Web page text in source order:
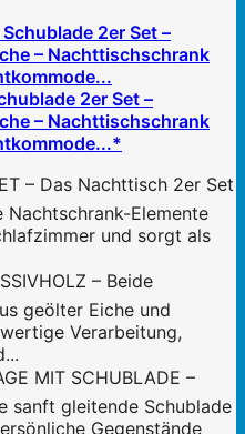
2er Set –
– Nachttischschrank
– Das Nachttisch 2er Set
Elemente
und sorgt als
– Beide
geölter Eiche und
Verarbeitung,
MIT SCHUBLADE –
sanft gleitende Schublade
Gegenstände